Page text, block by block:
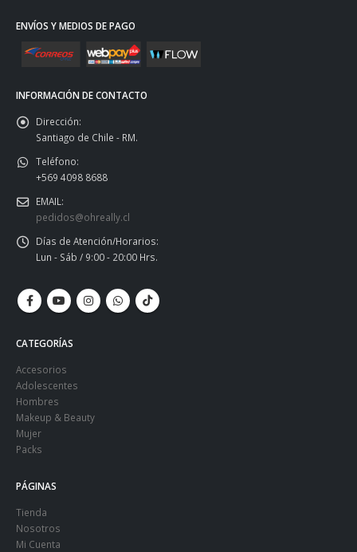
ENVÍOS Y MEDIOS DE PAGO
INFORMACIÓN DE CONTACTO
Dirección:
Santiago de Chile - RM.
Teléfono:
+569 4098 8688
EMAIL:
pedidos@ohreally.cl
Días de Atención/Horarios:
Lun - Sáb / 9:00 - 20:00 Hrs.
CATEGORÍAS
Accesorios
Adolescentes
Hombres
Makeup & Beauty
Mujer
Packs
PÁGINAS
Tienda
Nosotros
Mi Cuenta